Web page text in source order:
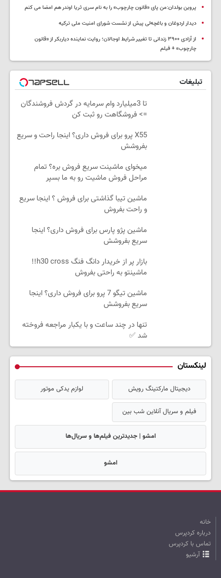
پروین بولدان:من پای «قانون چارچوب» را به نام سری ثریا اوندر هم امضا می کنم
دیدار اردوغان و باغچه‌لی پیش از نشست شورای امنیت ملی ترکیه
از آزادی ۳۹۰۰ زندانی تا تغییر شرایط اوجالان؛ روایت نماینده دیاربکر از «قانون
چارچوب» + فیلم
تبلیغات
تا 3میلیارد وام سرمایه در گردش فروشندگان
=> فروشگاهت رو ثبت کن
X55 پرو برای فروش داری؟ اینجا راحت و سریع
بفروشش
میخوای ماشینت سریع فروش بره؟ تمام
مراحل فروش ماشیت رو به ما بسپر
ماشین تیبا گذاشتی برای فروش ؟ اینجا سریع
و راحت بفروش
ماشین پژو پارس برای فروش داری؟ اینجا
سریع بفروشش
بازار پر از خریدار دانگ فنگ h30 cross!!
ماشینتو به راحتی بفروش
ماشین تیگو 7 پرو برای فروش داری؟ اینجا
سریع بفروشش
تنها در چند ساعت و با یکبار مراجعه فروخته
شد ✅
لینکستان
دیجیتال مارکتینگ رویش لوازم یدکی موتور
فیلم و سریال آنلاین شب بین
امشو | جدیدترین فیلم‌ها و سریال‌ها
امشو
خانه
درباره کردپرس
تماس با کردپرس
آرشیو